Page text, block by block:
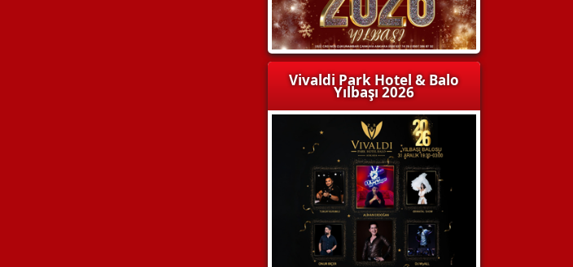
Vivaldi Park Hotel & Balo
Yılbaşı 2026